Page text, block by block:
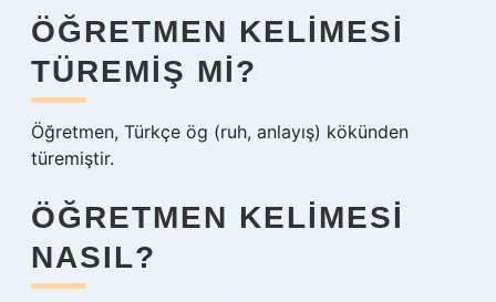
ÖĞRETMEN KELIMESI
TÜREMIŞ MI?
Öğretmen, Türkçe ög (ruh, anlayış) kökünden
türemiştir.
ÖĞRETMEN KELIMESI
NASIL?